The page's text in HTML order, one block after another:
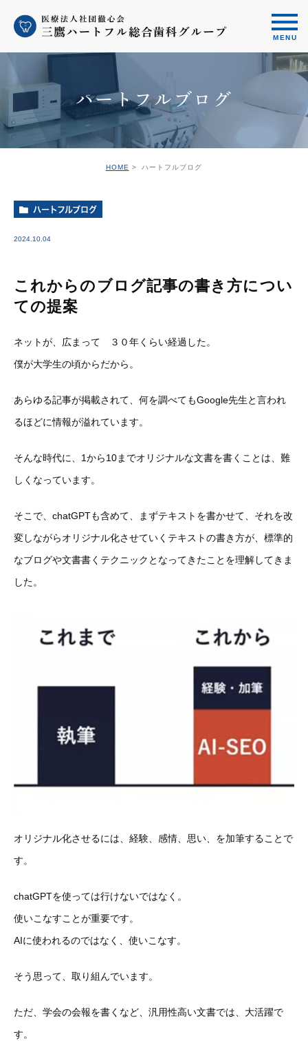
ハートフルブログ
HOME ハートフルブログ
ハートフルブログ
2024.10.04
これからのブログ記事の書き方につい
ての提案
ネットが、広まって ３０年くらい経過した。
僕が大学生の頃からだから。
あらゆる記事が掲載されて、何を調べてもGoogle先生と言われ
るほどに情報が溢れています。
そんな時代に、1から10までオリジナルな文書を書くことは、難
しくなっています。
そこで、chatGPTも含めて、まずテキストを書かせて、それを改
変しながらオリジナル化させていくテキストの書き方が、標準的
なブログや文書書くテクニックとなってきたことを理解してきま
した。
オリジナル化させるには、経験、感情、思い、を加筆することで
す。
chatGPTを使っては行けないではなく。
使いこなすことが重要です。
AIに使われるのではなく、使いこなす。
そう思って、取り組んでいます。
ただ、学会の会報を書くなど、汎用性高い文書では、大活躍で
す。